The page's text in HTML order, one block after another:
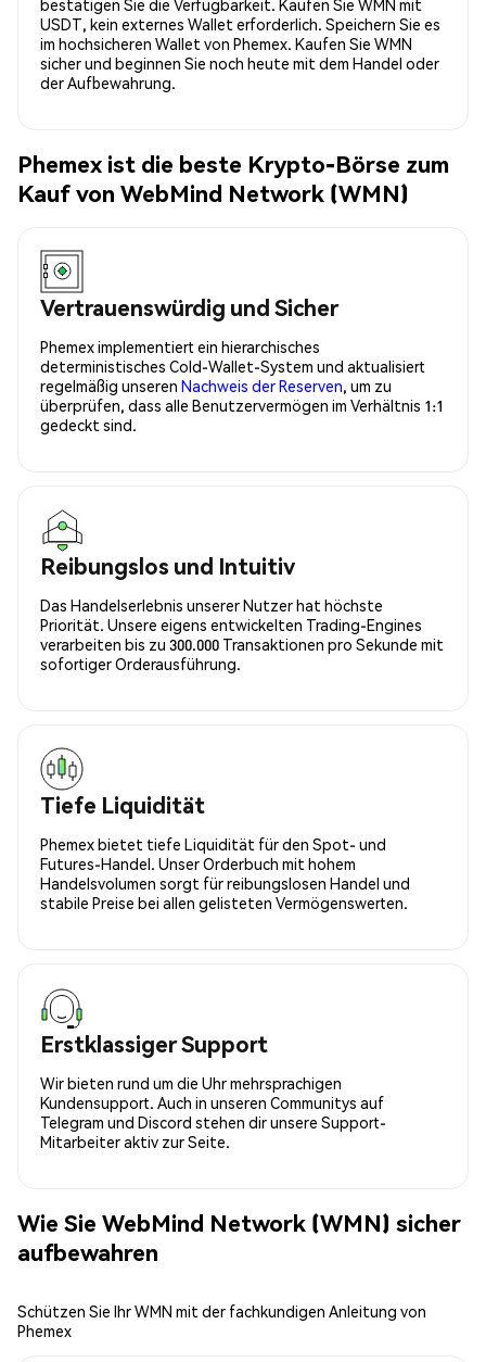
bestätigen Sie die Verfügbarkeit. Kaufen Sie WMN mit
USDT, kein externes Wallet erforderlich. Speichern Sie es
im hochsicheren Wallet von Phemex. Kaufen Sie WMN
sicher und beginnen Sie noch heute mit dem Handel oder
der Aufbewahrung.
Phemex ist die beste Krypto-Börse zum
Kauf von WebMind Network (WMN)
Vertrauenswürdig und Sicher
Phemex implementiert ein hierarchisches
deterministisches Cold-Wallet-System und aktualisiert
regelmäßig unseren Nachweis der Reserven, um zu
überprüfen, dass alle Benutzervermögen im Verhältnis 1:1
gedeckt sind.
Reibungslos und Intuitiv
Das Handelserlebnis unserer Nutzer hat höchste
Priorität. Unsere eigens entwickelten Trading-Engines
verarbeiten bis zu 300.000 Transaktionen pro Sekunde mit
sofortiger Orderausführung.
Tiefe Liquidität
Phemex bietet tiefe Liquidität für den Spot- und
Futures-Handel. Unser Orderbuch mit hohem
Handelsvolumen sorgt für reibungslosen Handel und
stabile Preise bei allen gelisteten Vermögenswerten.
Erstklassiger Support
Wir bieten rund um die Uhr mehrsprachigen
Kundensupport. Auch in unseren Communitys auf
Telegram und Discord stehen dir unsere Support-
Mitarbeiter aktiv zur Seite.
Wie Sie WebMind Network (WMN) sicher
aufbewahren
Schützen Sie Ihr WMN mit der fachkundigen Anleitung von
Phemex